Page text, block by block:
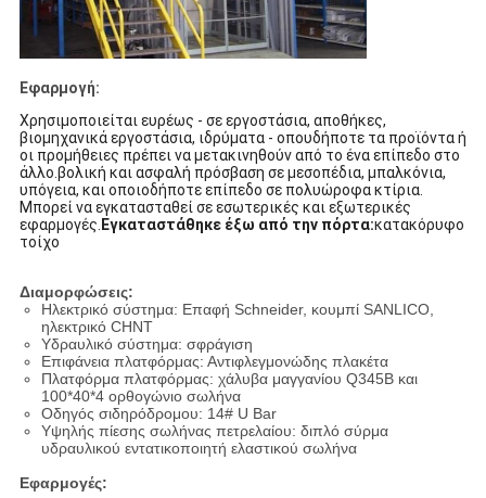
Εφαρμογή:
Χρησιμοποιείται ευρέως - σε εργοστάσια, αποθήκες,
βιομηχανικά εργοστάσια, ιδρύματα - οπουδήποτε τα προϊόντα ή
οι προμήθειες πρέπει να μετακινηθούν από το ένα επίπεδο στο
άλλο.βολική και ασφαλή πρόσβαση σε μεσοπέδια, μπαλκόνια,
υπόγεια, και οποιοδήποτε επίπεδο σε πολυώροφα κτίρια.
Μπορεί να εγκατασταθεί σε εσωτερικές και εξωτερικές
εφαρμογές. Εγκαταστάθηκε έξω από την πόρτα:κατακόρυφο
τοίχο
Διαμορφώσεις:
Ηλεκτρικό σύστημα: Επαφή Schneider, κουμπί SANLICO,
ηλεκτρικό CHNT
Υδραυλικό σύστημα: σφράγιση
Επιφάνεια πλατφόρμας: Αντιφλεγμονώδης πλακέτα
Πλατφόρμα πλατφόρμας: χάλυβα μαγγανίου Q345B και
100*40*4 ορθογώνιο σωλήνα
Οδηγός σιδηρόδρομου: 14# U Bar
Υψηλής πίεσης σωλήνας πετρελαίου: διπλό σύρμα
υδραυλικού εντατικοποιητή ελαστικού σωλήνα
Εφαρμογές: